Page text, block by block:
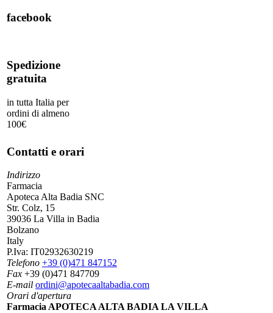
facebook
Spedizione
gratuita
in tutta Italia per
ordini di almeno
100€
Contatti e orari
Indirizzo
Farmacia
Apoteca Alta Badia SNC
Str. Colz, 15
39036 La Villa in Badia
Bolzano
Italy
P.Iva: IT02932630219
Telefono +39 (0)471 847152
Fax +39 (0)471 847709
E-mail ordini@apotecaaltabadia.com
Orari d'apertura
Farmacia APOTECA ALTA BADIA LA VILLA